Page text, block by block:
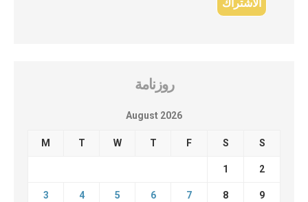
روزنامة
August 2026
M T W T F S S
1 2
3 4 5 6 7 8 9